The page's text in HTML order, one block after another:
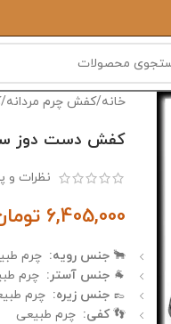
خانه/کفش چرم مردانه/
کفش دست دوز
نظرات
6,405,000
🐂 جنس رویه: چرم
🐐 جنس آستر: چرم
👞 جنس زیره: چرم
👣کفی: چرم طبیعی